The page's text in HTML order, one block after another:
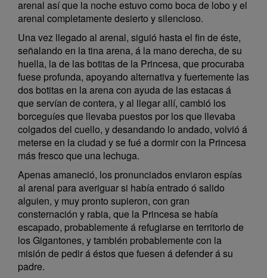
arenal así que la noche estuvo como boca de lobo y el
arenal completamente desierto y silencioso.
Una vez llegado al arenal, siguió hasta el fin de éste,
señalando en la tina arena, á la mano derecha, de su
huella, la de las botitas de la Princesa, que procuraba
fuese profunda, apoyando alternativa y fuertemente las
dos botitas en la arena con ayuda de las estacas á
que servían de contera, y al llegar allí, cambió los
borceguíes que llevaba puestos por los que llevaba
colgados del cuello, y desandando lo andado, volvió á
meterse en la ciudad y se fué a dormir con la Princesa
más fresco que una lechuga.
Apenas amaneció, los pronunciados enviaron espías
al arenal para averiguar si había entrado ó salido
alguien, y muy pronto supieron, con gran
consternación y rabia, que la Princesa se había
escapado, probablemente á refugiarse en territorio de
los Gigantones, y también probablemente con la
misión de pedir á éstos que fuesen á defender á su
padre.